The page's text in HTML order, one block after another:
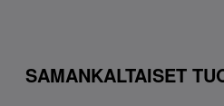
SAMANKALTAISET